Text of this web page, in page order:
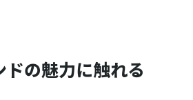
ドの魅力に触れる